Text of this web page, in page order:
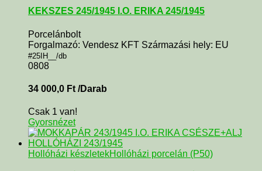
KEKSZES 245/1945 I.O. ERIKA 245/1945
Porcelánbolt
Forgalmazó: Vendesz KFT Származási hely: EU
#25IH__/db
0808
34 000,0 Ft /Darab
Csak 1 van!
Gyorsnézet
Hollóházi készletekHollóházi porcelán (P50)